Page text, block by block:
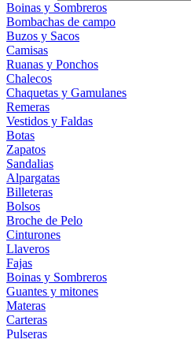
Boinas y Sombreros
Bombachas de campo
Buzos y Sacos
Camisas
Ruanas y Ponchos
Chalecos
Chaquetas y Gamulanes
Remeras
Vestidos y Faldas
Botas
Zapatos
Sandalias
Alpargatas
Billeteras
Bolsos
Broche de Pelo
Cinturones
Llaveros
Fajas
Boinas y Sombreros
Guantes y mitones
Materas
Carteras
Pulseras